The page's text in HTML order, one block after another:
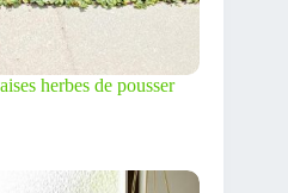
herbes de pousser